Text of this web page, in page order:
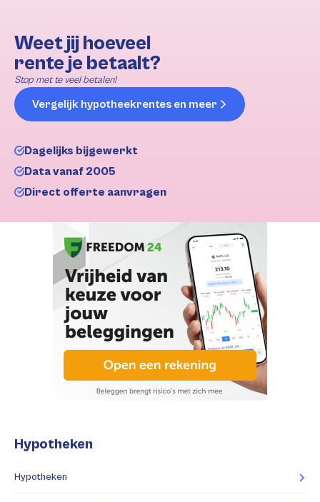
Weet jij hoeveel
rente je betaalt?
Stop met te veel betalen!
Vergelijk hypotheekrentes en meer
Dagelijks bijgewerkt
Data vanaf 2005
Direct offerte aanvragen
Hypotheken
Hypotheken